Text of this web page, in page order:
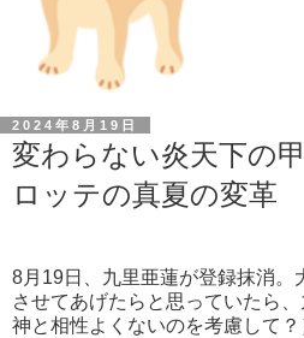
2024年8月19日
変わらない炎天下の
ロッテの真夏の変革
8月19日、九里亜蓮が登録抹消。
させてあげたらと思っていたら
神と相性よくないのを考慮して？